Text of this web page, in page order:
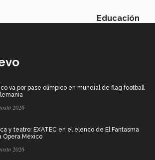
Educación
va por pase olímpico en mundial de flag football
2026
y teatro: EXATEC en el elenco de El Fantasma
Ópera México
2026